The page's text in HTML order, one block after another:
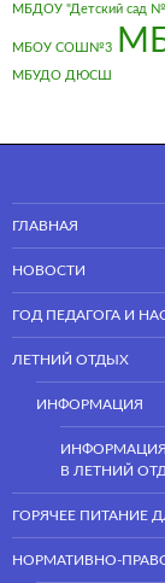
МБДОУ "Детский сад
МБОУ СОШ№3
МБУДО ДЮСШ
ГЛАВНАЯ
НОВОСТИ
ГОД ПЕДАГОГА И
ЛЕТНИЙ ОТДЫХ
ИНФОРМАЦИЯ
В ЛЕТНИЙ
ГОРЯЧЕЕ ПИТАНИЕ
НОРМАТИВНО-